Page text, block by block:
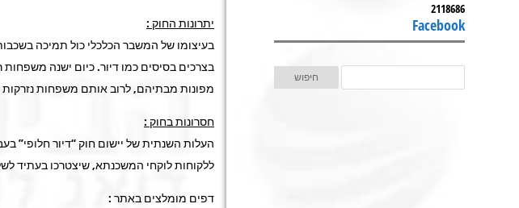
יתרונות החוק :
בעיצומו של המשבר הכלכלי כול תמיכה
בצרכים בסיסים כמו דיור. כיום ישנה
מפונות מבתיהם, לרוב אותם משפחות נזרקות
חסרונות בחוק :
ללקוחות לוקחי המשכנתא, שיצטרכו בעתיד
דפים מומלצים באתר :
2118686
Facebook